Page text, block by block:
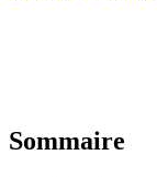
Sommaire